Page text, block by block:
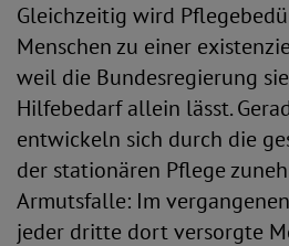
Gleichzeitig wird
Menschen zu einer
weil die Bundesregierung
Hilfebedarf allein lässt.
entwickeln sich durch die
der stationären Pflege
Armutsfalle: Im
jeder dritte dort versorgte